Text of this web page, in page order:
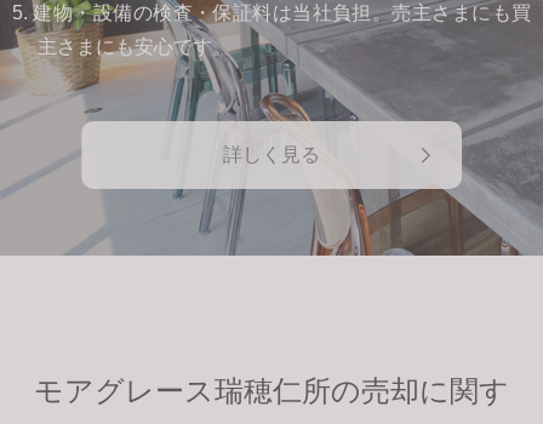
5. 建物・設備の検査・保証料は当社負担。売主さまにも買
主さまにも安心です。
詳しく見る
モアグレース瑞穂仁所の売却に関す